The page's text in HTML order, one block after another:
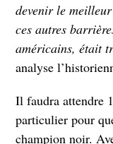
devenir le
ces autres
américains, était
analyse
Il faudra attendre
particulier pour
champion noir.